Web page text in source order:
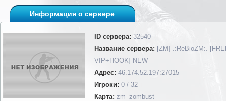
Информация о сервере
ID сервера: 32540
Название сервера: [ZM] .:ReBioZM:.
VIP+HOOK] NEW
Адрес: 46.174.52.197:27015
Игроки: 0 / 32
Карта: zm_zombust